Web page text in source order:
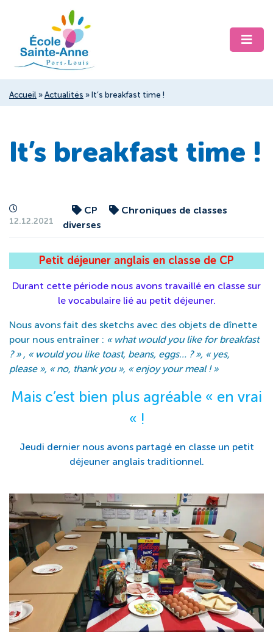
Accueil » Actualités » It’s breakfast time !
It’s breakfast time !
12.12.2021
CP
Chroniques de classes
diverses
Petit déjeuner anglais en classe de CP
Durant cette période nous avons travaillé en classe sur
le vocabulaire lié au petit déjeuner.
Nous avons fait des sketchs avec des objets de dînette
pour nous entraîner : « what would you like for breakfast
? » , « would you like toast, beans, eggs… ? », « yes,
please », « no, thank you », « enjoy your meal ! »
Mais c’est bien plus agréable « en vrai
« !
Jeudi dernier nous avons partagé en classe un petit
déjeuner anglais traditionnel.